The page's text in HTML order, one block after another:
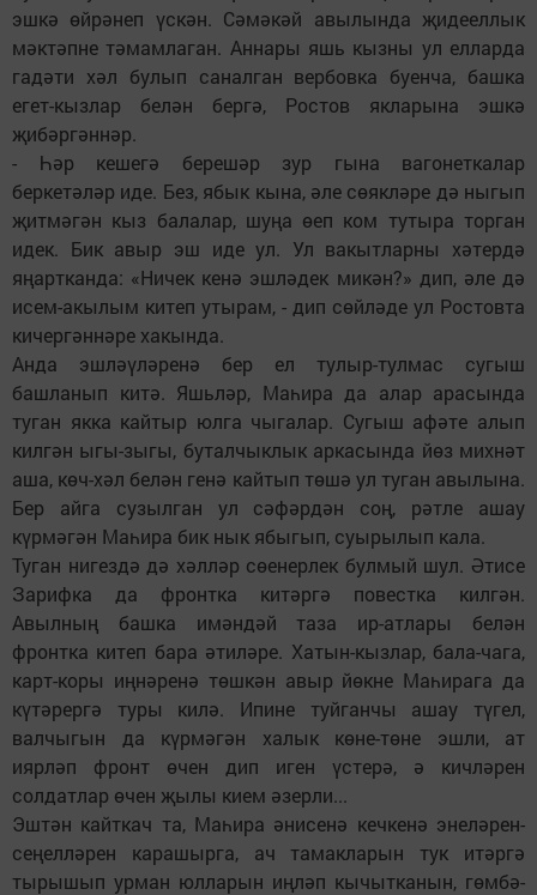
эшкә өйрәнеп үскән. Сәмәкәй авылында җидееллык
мәктәпне тәмамлаган. Аннары яшь кызны ул елларда
гадәти хәл булып саналган вербовка буенча, башка
егет-кызлар белән бергә, Ростов якларына эшкә
җибәргәннәр.
- Һәр кешегә берешәр зур гына вагонеткалар
беркетәләр иде. Без, ябык кына, әле сөякләре дә ныгып
җитмәгән кыз балалар, шуңа өеп ком тутыра торган
идек. Бик авыр эш иде ул. Ул вакытларны хәтердә
яңартканда: «Ничек кенә эшләдек микән?» дип, әле дә
исем-акылым китеп утырам, - дип сөйләде ул Ростовта
кичергәннәре хакында.
Анда эшләүләренә бер ел тулыр-тулмас сугыш
башланып китә. Яшьләр, Маһира да алар арасында
туган якка кайтыр юлга чыгалар. Сугыш афәте алып
килгән ыгы-зыгы, буталчыклык аркасында йөз михнәт
аша, көч-хәл белән генә кайтып төшә ул туган авылына.
Бер айга сузылган ул сәфәрдән соң, рәтле ашау
күрмәгән Маһира бик нык ябыгып, суырылып кала.
Туган нигездә дә хәлләр сөенерлек булмый шул. Әтисе
Зарифка да фронтка китәргә повестка килгән.
Авылның башка имәндәй таза ир-атлары белән
фронтка китеп бара әтиләре. Хатын-кызлар, бала-чага,
карт-коры иңнәренә төшкән авыр йөкне Маһирага да
күтәрергә туры килә. Ипине туйганчы ашау түгел,
валчыгын да күрмәгән халык көне-төне эшли, ат
иярләп фронт өчен дип иген үстерә, ә кичләрен
солдатлар өчен җылы кием әзерли...
Эштән кайткач та, Маһира әнисенә кечкенә энеләрен-
сеңелләрен карашырга, ач тамакларын тук итәргә
тырышып урман юлларын иңләп кычытканын, гөмбә-